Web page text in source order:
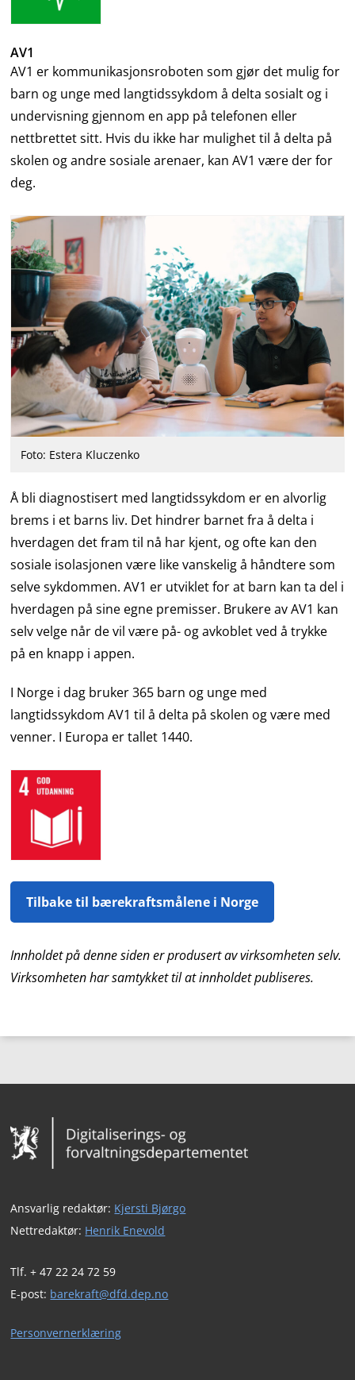
AV1
AV1 er kommunikasjonsroboten som gjør det mulig for
barn og unge med langtidssykdom å delta sosialt og i
undervisning gjennom en app på telefonen eller
nettbrettet sitt. Hvis du ikke har mulighet til å delta på
skolen og andre sosiale arenaer, kan AV1 være der for
deg.
Foto: Estera Kluczenko
Å bli diagnostisert med langtidssykdom er en alvorlig
brems i et barns liv. Det hindrer barnet fra å delta i
hverdagen det fram til nå har kjent, og ofte kan den
sosiale isolasjonen være like vanskelig å håndtere som
selve sykdommen. AV1 er utviklet for at barn kan ta del i
hverdagen på sine egne premisser. Brukere av AV1 kan
selv velge når de vil være på- og avkoblet ved å trykke
på en knapp i appen.
I Norge i dag bruker 365 barn og unge med
langtidssykdom AV1 til å delta på skolen og være med
venner. I Europa er tallet 1440.
Tilbake til bærekraftsmålene i Norge
Innholdet på denne siden er produsert av virksomheten selv.
Virksomheten har samtykket til at innholdet publiseres.
Bunntekst
Ansvarlig redaktør: Kjersti Bjørgo
Nettredaktør: Henrik Enevold
Tlf. + 47 22 24 72 59
E-post: barekraft@dfd.dep.no
Personvernerklæring